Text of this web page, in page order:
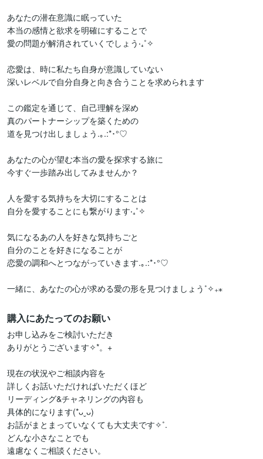
あなたの潜在意識に眠っていた
本当の感情と欲求を明確にすることで
愛の問題が解消されていくでしょう‧₊˚✧
恋愛は、時に私たち自身が意識していない
深いレベルで自分自身と向き合うことを求められます
この鑑定を通じて、自己理解を深め
真のパートナーシップを築くための
道を見つけ出しましょう.｡.:*･°♡
あなたの心が望む本当の愛を探求する旅に
今すぐ一歩踏み出してみませんか？
人を愛する気持ちを大切にすることは
自分を愛することにも繋がります‧₊˚✧
気になるあの人を好きな気持ちごと
自分のことを好きになることが
恋愛の調和へとつながっていきます.｡.:*･°♡
一緒に、あなたの心が求める愛の形を見つけましょう˚✧₊⁎
購入にあたってのお願い
お申し込みをご検討いただき
ありがとうございます✧*。+
現在の状況やご相談内容を
詳しくお話いただければいただくほど
リーディング&チャネリングの内容も
具体的になります(*ᴗˬᴗ)
お話がまとまっていなくても大丈夫です✧˚.
どんな小さなことでも
遠慮なくご相談ください。